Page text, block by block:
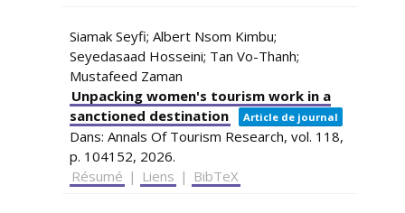
Siamak Seyfi; Albert Nsom Kimbu;
Seyedasaad Hosseini; Tan Vo-Thanh;
Mustafeed Zaman
Unpacking women's tourism work in a
sanctioned destination
Article de journal
Dans: Annals Of Tourism Research, vol. 118,
p. 104152, 2026.
Résumé | Liens | BibTeX